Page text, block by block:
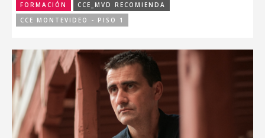
FORMACIÓN
CCE_MVD RECOMIENDA
CCE MONTEVIDEO - PISO 1